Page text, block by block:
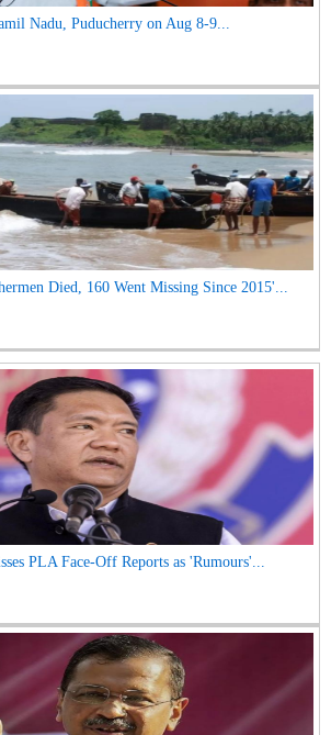
Nadu, Puducherry on Aug 8-9...
Died, 160 Went Missing Since 2015'...
PLA Face-Off Reports as 'Rumours'...